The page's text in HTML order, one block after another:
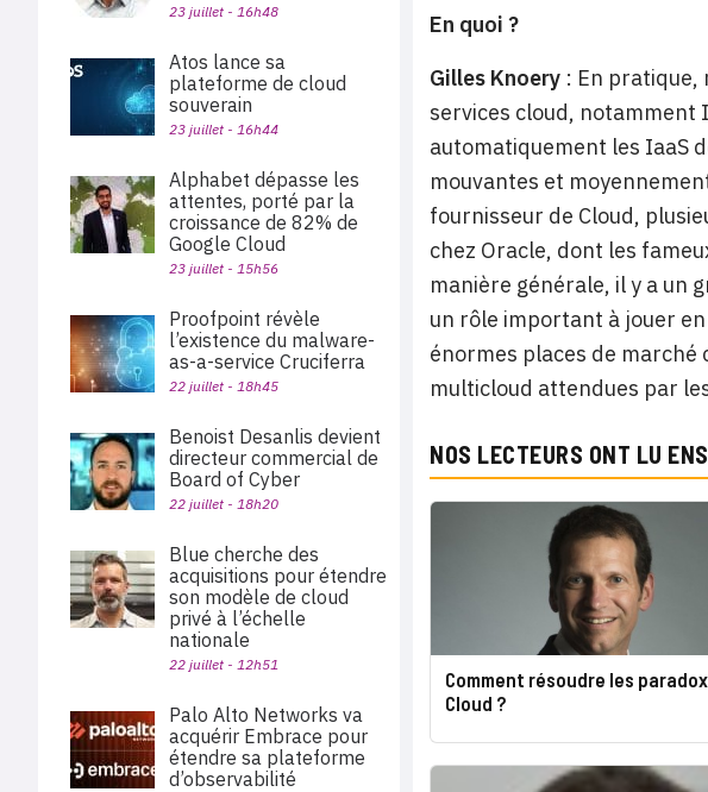
En quoi ?
Gilles Knoery : En pratique,
services cloud, notamment
automatiquement les IaaS
mouvantes et
fournisseur de Cloud,
chez Oracle, dont les
manière générale, il y a un
un rôle important à jouer
énormes places de
multicloud attendues par
NOS LECTEURS ONT LU
Comment résoudre les
Cloud ?
23 juillet - 16h48
Atos lance sa
plateforme de cloud
souverain
23 juillet - 16h44
Alphabet dépasse les
attentes, porté par la
croissance de 82% de
Google Cloud
23 juillet - 15h56
Proofpoint révèle
l’existence du malware-
as-a-service Cruciferra
22 juillet - 18h45
Benoist Desanlis devient
directeur commercial de
Board of Cyber
22 juillet - 18h20
Blue cherche des
acquisitions pour étendre
son modèle de cloud
privé à l’échelle
nationale
22 juillet - 12h51
Palo Alto Networks va
acquérir Embrace pour
étendre sa plateforme
d’observabilité